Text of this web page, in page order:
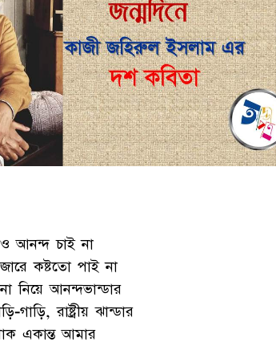
আনন্দ চাই না
কষ্টতো পাই না
নিয়ে আনন্দভান্ডার
রাষ্ট্রীয় ঝান্ডার
একান্ত আমার